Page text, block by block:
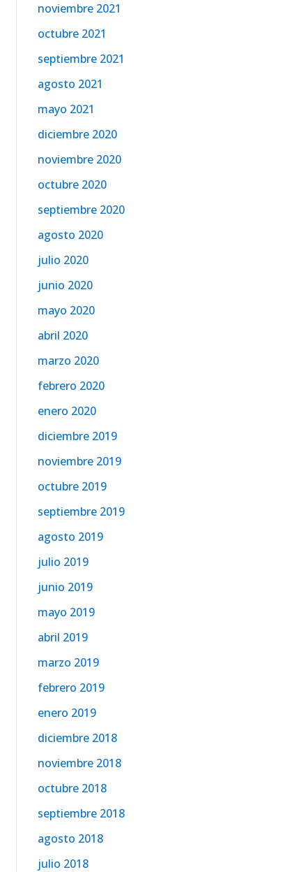
noviembre 2021
octubre 2021
septiembre 2021
agosto 2021
mayo 2021
diciembre 2020
noviembre 2020
octubre 2020
septiembre 2020
agosto 2020
julio 2020
junio 2020
mayo 2020
abril 2020
marzo 2020
febrero 2020
enero 2020
diciembre 2019
noviembre 2019
octubre 2019
septiembre 2019
agosto 2019
julio 2019
junio 2019
mayo 2019
abril 2019
marzo 2019
febrero 2019
enero 2019
diciembre 2018
noviembre 2018
octubre 2018
septiembre 2018
agosto 2018
julio 2018